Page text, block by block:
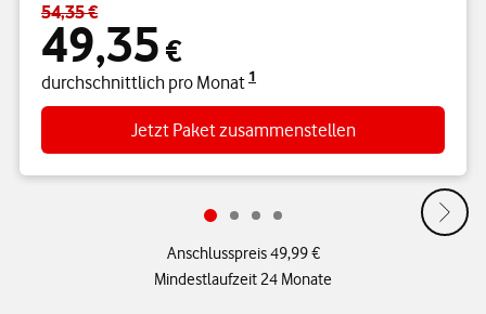
Standardpreis 54,35 € – Angebotspreis 49,35 € durchschnittlich
54,35 €
49,35 €
durchschnittlich pro Monat 1
Jetzt Paket zusammenstellen
Anschlusspreis 49,99 €
Mindestlaufzeit 24 Monate